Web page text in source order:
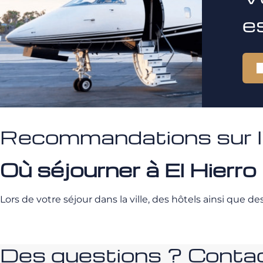
Recommandations sur
Où séjourner à El Hierro
Lors de votre séjour dans la ville, des hôtels ainsi que
Des questions ?